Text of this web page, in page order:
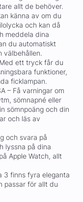
allt de behöver.
känna av om du
och kan då
meddela dina
du automatiskt
välbehållen.
Med ett tryck får du
funktioner,
ficklampan.
– Få varningar om
sömnapné eller
sömnpoäng och din
och läs av
och svara på
lyssna på dina
Apple Watch, allt
3 finns fyra eleganta
passar för allt du